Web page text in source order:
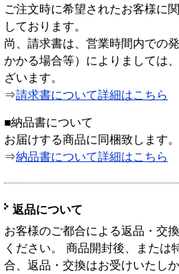
ご注文時に希望されたお客様に
しております。
尚、請求書は、営業時間内での
かかる場合等）によりましては
ざいます。
⇒請求書について詳細はこちら
■納品書について
お届けする商品に同梱致します。
⇒納品書について詳細はこちら
返品について
お客様のご都合による返品・交
ください。 商品開封後、または
合、返品・交換はお受けいたし